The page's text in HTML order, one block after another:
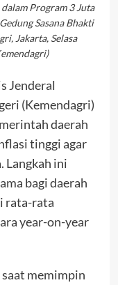
Program 3 Juta
Sasana Bhakti
Jakarta, Selasa
Jenderal
(Kemendagri)
daerah
tinggi agar
Langkah ini
bagi daerah
rata-rata
year-on-year
memimpin